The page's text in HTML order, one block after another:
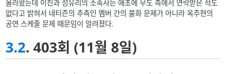
올라왔는데 이진과 성유리의 소속사는 애초에 무도 측에서 연락받은 적도
없다고 밝혀서 네티즌의 추측인 멤버 간의 불화 문제가 아니라 옥주현의
공연 스케줄 문제 때문임이 알려졌다.
3.2. 403회 (11월 8일)